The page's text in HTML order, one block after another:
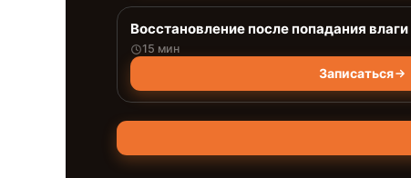
Восстановление после попадания влаги
15 мин
Записаться